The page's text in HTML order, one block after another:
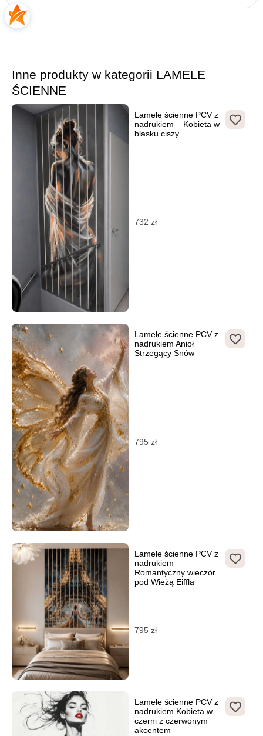
Inne produkty w kategorii LAMELE
ŚCIENNE
Lamele ścienne PCV z
nadrukiem – Kobieta w
blasku ciszy
732 zł
Lamele ścienne PCV z
nadrukiem Anioł
Strzegący Snów
795 zł
Lamele ścienne PCV z
nadrukiem
Romantyczny wieczór
pod Wieżą Eiffla
795 zł
Lamele ścienne PCV z
nadrukiem Kobieta w
czerni z czerwonym
akcentem